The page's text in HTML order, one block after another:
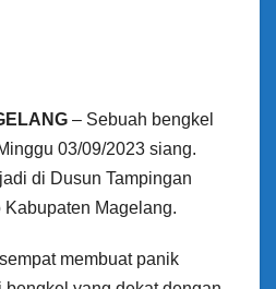
– Sebuah bengkel
03/09/2023 siang.
di Dusun Tampingan
Kabupaten Magelang.
membuat panik